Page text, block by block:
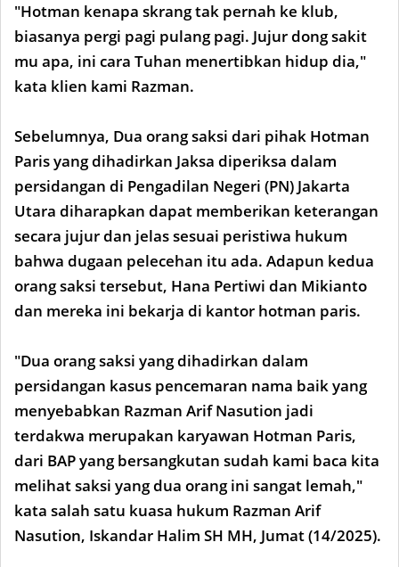
"Hotman kenapa skrang tak pernah ke klub,
biasanya pergi pagi pulang pagi. Jujur dong sakit
mu apa, ini cara Tuhan menertibkan hidup dia,"
kata klien kami Razman.
Sebelumnya, Dua orang saksi dari pihak Hotman
Paris yang dihadirkan Jaksa diperiksa dalam
persidangan di Pengadilan Negeri (PN) Jakarta
Utara diharapkan dapat memberikan keterangan
secara jujur dan jelas sesuai peristiwa hukum
bahwa dugaan pelecehan itu ada. Adapun kedua
orang saksi tersebut, Hana Pertiwi dan Mikianto
dan mereka ini bekarja di kantor hotman paris.
"Dua orang saksi yang dihadirkan dalam
persidangan kasus pencemaran nama baik yang
menyebabkan Razman Arif Nasution jadi
terdakwa merupakan karyawan Hotman Paris,
dari BAP yang bersangkutan sudah kami baca kita
melihat saksi yang dua orang ini sangat lemah,"
kata salah satu kuasa hukum Razman Arif
Nasution, Iskandar Halim SH MH, Jumat (14/2025).